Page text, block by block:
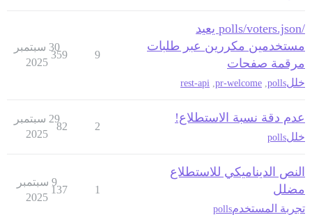
/polls/voters.json يعيد
مستخدمين مكررين عبر طلبات
مرقمة صفحات
خللpolls
pr-welcome
rest-api
9
359
30 سبتمبر
2025
عدم دقة نسبة الاستطلاع!
خللpolls
2
82
29 سبتمبر
2025
النص الديناميكي للاستطلاع
مضلل
تجربة المستخدمpolls
1
137
9 سبتمبر
2025